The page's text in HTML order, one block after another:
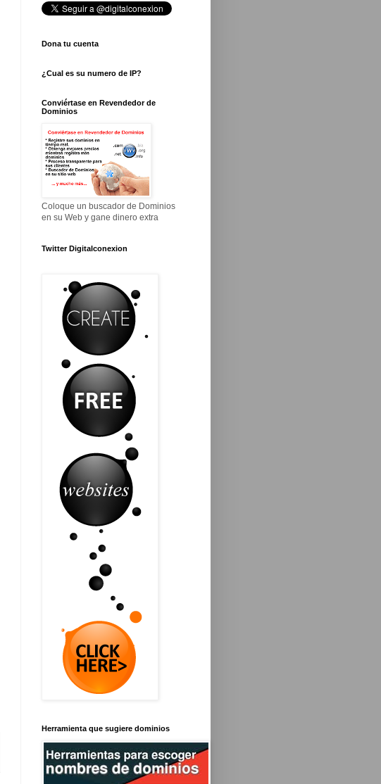
Dona tu cuenta
¿Cual es su numero de IP?
Conviértase en Revendedor de
Dominios
Coloque un buscador de Dominios
en su Web y gane dinero extra
Twitter Digitalconexion
Herramienta que sugiere dominios